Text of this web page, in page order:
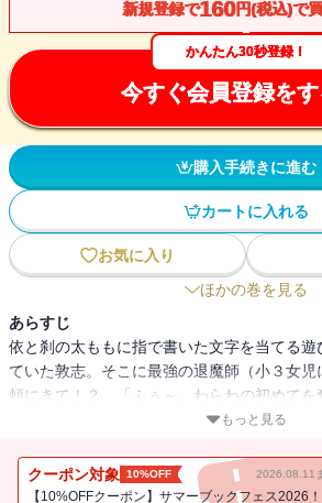
新規登録で160円(税込)で
かんたん30秒登録！
今すぐ会員登録をす
購入手続きに進む
カートに入れる
お気に入り
ほかの巻を見る
あらすじ
依と刹の太ももに指で書いた文字を当てる
ていた敦志。そこに最強の退魔師（小３女
頼にきて！？ 「ふぅ～、わらわの初めてを
じゃ」 「君の名前も知らないんだけど！
きた屋内プール！ 依ちゃんの水着はとっ
も、子供だ。常識ある大人であれば邪な気持
もっと見る
クーポン対象 10%OFF 2026.08.11
【10%OFFクーポン】サマーブックフェス2026